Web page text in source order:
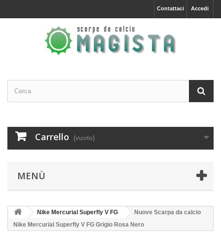
Accedi
Contattaci
Carrello (vuoto)
MENÙ
Nike Mercurial Superfly V FG
Nuove Scarpa da calcio
Nike Mercurial Superfly V FG Grigio Rosa Nero